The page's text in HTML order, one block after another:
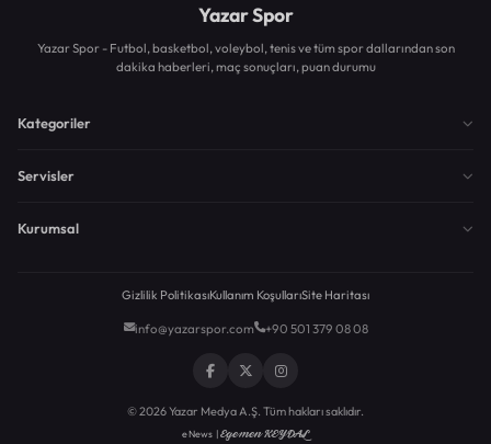
Yazar Spor
Yazar Spor - Futbol, basketbol, voleybol, tenis ve tüm spor dallarından son
dakika haberleri, maç sonuçları, puan durumu
Kategoriler
Servisler
Kurumsal
Gizlilik PolitikasıKullanım KoşullarıSite Haritası
info@yazarspor.com +90 501 379 08 08
© 2026 Yazar Medya A.Ş. Tüm hakları saklıdır.
eNews |Egemen KEYDAL